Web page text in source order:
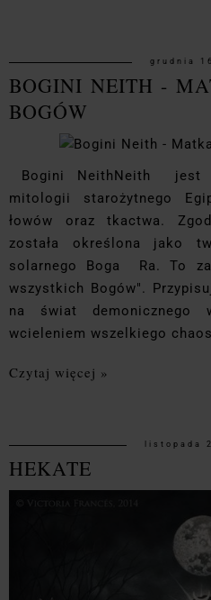
grudnia
BOGINI NEITH -
BOGÓW
Bogini NeithNeith jest
mitologii starożytnego
łowów oraz tkactwa.
została określona jako
solarnego Boga Ra. To
wszystkich Bogów".
na świat demonicznego
wcieleniem wszelkiego
Czytaj więcej »
listopada
HEKATE